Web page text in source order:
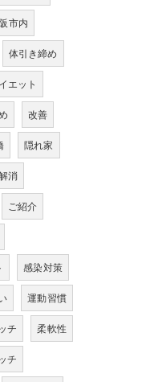
市内
体引き締め
エット
改善
隠れ家
消
ご紹介
感染対策
運動習慣
チ 柔軟性
チ